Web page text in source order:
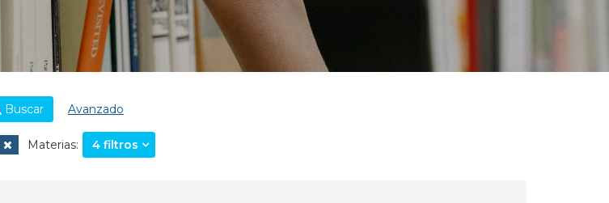
Buscar
Avanzado
Materias: 4 filtros